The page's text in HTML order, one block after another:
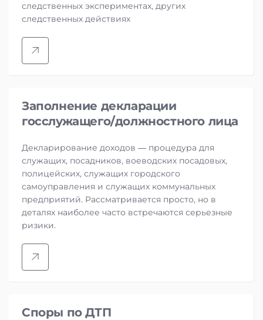
следственных экспериментах, других
следственных действиях
Заполнение декларации
госслужащего/должностного лица
Декларирование доходов — процедура для
служащих, посадников, воеводских посадовых,
полицейских, служащих городского
самоуправления и служащих коммунальных
предприятий. Рассматривается просто, но в
деталях наиболее часто встречаются серьезные
ризики.
Споры по ДТП